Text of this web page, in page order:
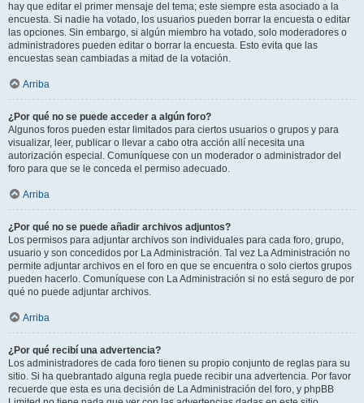
hay que editar el primer mensaje del tema; este siempre esta asociado a la
encuesta. Si nadie ha votado, los usuarios pueden borrar la encuesta o editar
las opciones. Sin embargo, si algún miembro ha votado, solo moderadores o
administradores pueden editar o borrar la encuesta. Esto evita que las
encuestas sean cambiadas a mitad de la votación.
Arriba
¿Por qué no se puede acceder a algún foro?
Algunos foros pueden estar limitados para ciertos usuarios o grupos y para
visualizar, leer, publicar o llevar a cabo otra acción allí necesita una
autorización especial. Comuníquese con un moderador o administrador del
foro para que se le conceda el permiso adecuado.
Arriba
¿Por qué no se puede añadir archivos adjuntos?
Los permisos para adjuntar archivos son individuales para cada foro, grupo,
usuario y son concedidos por La Administración. Tal vez La Administración no
permite adjuntar archivos en el foro en que se encuentra o solo ciertos grupos
pueden hacerlo. Comuníquese con La Administración si no está seguro de por
qué no puede adjuntar archivos.
Arriba
¿Por qué recibí una advertencia?
Los administradores de cada foro tienen su propio conjunto de reglas para su
sitio. Si ha quebrantado alguna regla puede recibir una advertencia. Por favor
recuerde que esta es una decisión de La Administración del foro, y phpBB